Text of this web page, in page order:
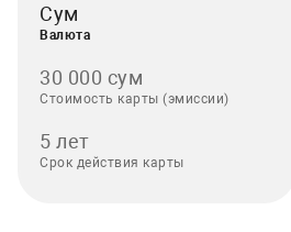
Сум
Валюта
30 000 сум
Стоимость карты (эмиссии)
5 лет
Срок действия карты